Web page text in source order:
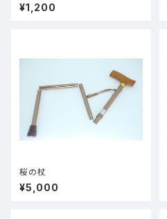
¥1,200
桜の杖
¥5,000